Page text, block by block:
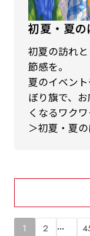
初夏・夏
初夏の訪れ
節感を。
夏のイベン
ぼり旗で、
くなるワク
＞初夏・夏
1 2 …